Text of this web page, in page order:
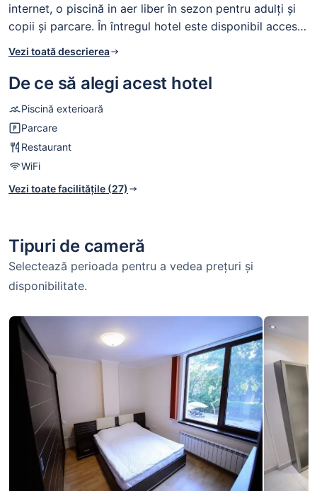
internet, o piscină in aer liber în sezon pentru adulți și
copii și parcare. În întregul hotel este disponibil acces
la internet WiFi, contra cost.
Vezi toată descrierea
De ce să alegi acest hotel
Piscină exterioară
Parcare
Restaurant
WiFi
Vezi toate facilitățile (27)
Tipuri de cameră
Selectează perioada pentru a vedea prețuri și
disponibilitate.